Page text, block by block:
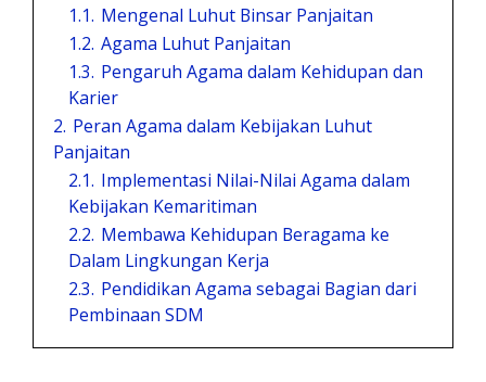
1.1. Mengenal Luhut Binsar Panjaitan
1.2. Agama Luhut Panjaitan
1.3. Pengaruh Agama dalam Kehidupan dan
Karier
2. Peran Agama dalam Kebijakan Luhut
Panjaitan
2.1. Implementasi Nilai-Nilai Agama dalam
Kebijakan Kemaritiman
2.2. Membawa Kehidupan Beragama ke
Dalam Lingkungan Kerja
2.3. Pendidikan Agama sebagai Bagian dari
Pembinaan SDM